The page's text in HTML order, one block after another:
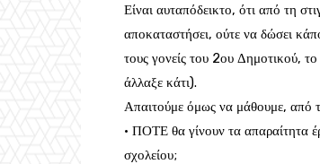
Είναι αυταπόδεικτο, ότι από τη
αποκαταστήσει, ούτε να δώσει
τους γονείς του 2ου Δημοτικού, το
άλλαξε κάτι).
Απαιτούμε όμως να μάθουμε, από
· ΠΟΤΕ θα γίνουν τα απαραίτητα
σχολείου;